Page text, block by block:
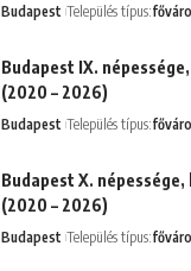
Budapest Település típus:
Budapest IX.
(2020 – 2026)
Budapest Település típus:
Budapest X. népessége,
(2020 – 2026)
Budapest Település típus: